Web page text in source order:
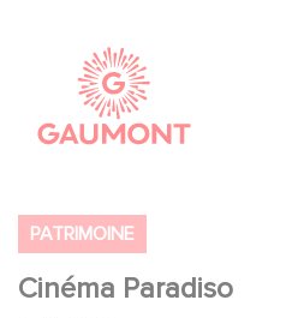
PATRIMOINE
Cinéma Paradiso